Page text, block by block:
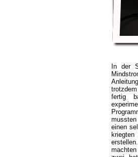
In der
fertig
einen